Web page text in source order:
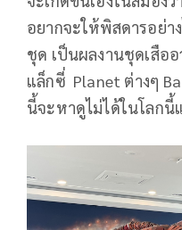
อยากจะให้พิสดารอย่า
ชุด เป็นผลงานชุดเสือ
แล็กซี่ Planet ต่างๆ
นี้จะหาดูไม่ได้ในโลกนี้